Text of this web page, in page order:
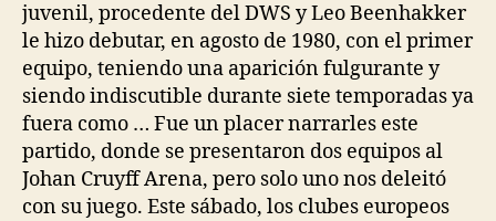
juvenil, procedente del DWS y Leo Beenhakker
le hizo debutar, en agosto de 1980, con el primer
equipo, teniendo una aparición fulgurante y
siendo indiscutible durante siete temporadas ya
fuera como … Fue un placer narrarles este
partido, donde se presentaron dos equipos al
Johan Cruyff Arena, pero solo uno nos deleitó
con su juego. Este sábado, los clubes europeos